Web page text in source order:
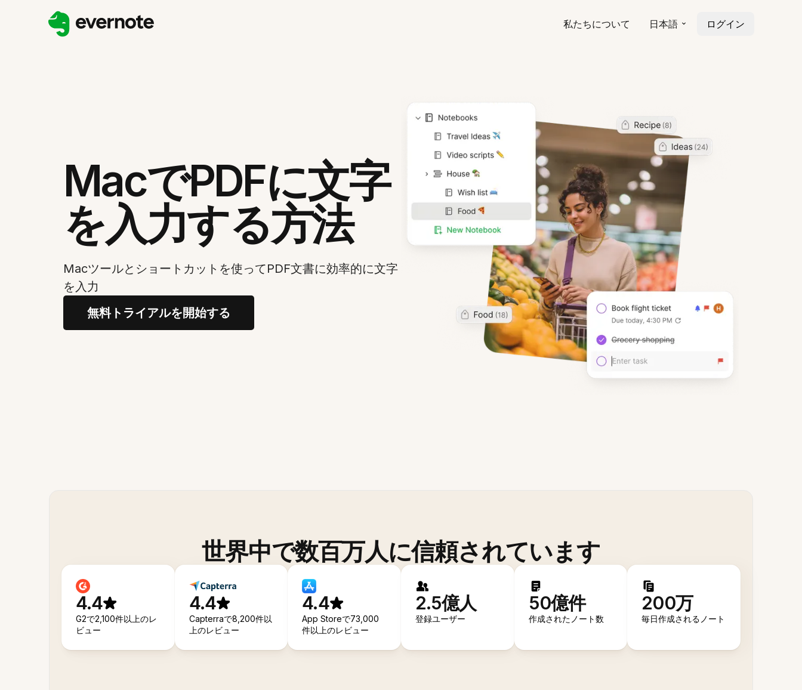
私たちについて 日本語 ログイン
MacでPDFに文字
を入力する方法
Macツールとショートカットを使ってPDF文書に効率的に文字
を入力
無料トライアルを開始する
世界中で数百万人に信頼されています
4.4
G2で2,100件以上のレ
ビュー
4.4
Capterraで8,200件以
上のレビュー
4.4
App Storeで73,000
件以上のレビュー
2.5億人
登録ユーザー
50億件
作成されたノート数
200万
毎日作成されるノート